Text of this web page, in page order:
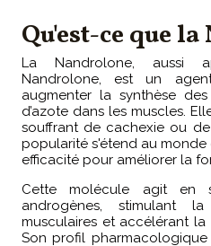
Qu'est-ce que
La Nandrolone, aussi
Nandrolone, est un
augmenter la synthèse
d’azote dans les muscles.
souffrant de cachexie ou
popularité s'étend au monde
efficacité pour améliorer la
Cette molécule agit en
androgènes, stimulant
musculaires et accélérant la
Son profil